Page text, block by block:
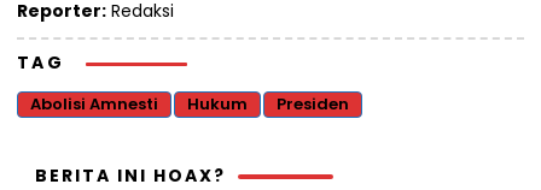
Reporter: Redaksi
TAG
Abolisi Amnesti Hukum Presiden
BERITA INI HOAX?